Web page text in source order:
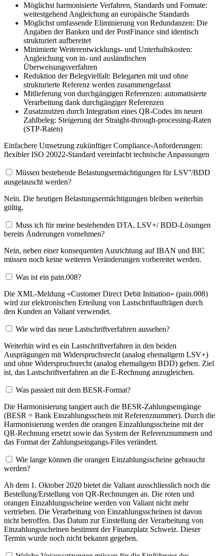
Möglichst harmonisierte Verfahren, Standards und Formate:
weitestgehend Angleichung an europäische Standards
Möglichst umfassende Eliminierung von Redundanzen: Die
Angaben der Banken und der PostFinance sind identisch
strukturiert aufbereitet
Minimierte Weiterentwicklungs- und Unterhaltskosten:
Angleichung von in- und ausländischen
Überweisungsverfahren
Reduktion der Belegvielfalt: Belegarten mit und ohne
strukturierte Referenz werden zusammengefasst
Mitlieferung von durchgängigen Referenzen: automatisierte
Verarbeitung dank durchgängiger Referenzen
Zusatznutzen durch Integration eines QR-Codes im neuen
Zahlbeleg: Steigerung der Straight-through-processing-Raten
(STP-Raten)
Einfachere Umsetzung zukünftiger Compliance-Anforderungen:
flexibler ISO 20022-Standard vereinfacht technische Anpassungen
Müssen bestehende Belastungsermächtigungen für LSV⁺/BDD
ausgetauscht werden?
Nein. Die heutigen Belastungsermächtigungen bleiben weiterhin
gültig.
Muss ich für meine bestehenden DTA, LSV+/ BDD-Lösungen
bereits Änderungen vornehmen?
Nein, neben einer konsequenten Ausrichtung auf IBAN und BIC
müssen noch keine weiteren Veränderungen vorbereitet werden.
Was ist ein pain.008?
Die XML-Meldung «Customer Direct Debit Initiation» (pain.008)
wird zur elektronischen Erteilung von Lastschriftaufträgen durch
den Kunden an Valiant verwendet.
Wie wird das neue Lastschriftverfahren aussehen?
Weiterhin wird es ein Lastschriftverfahren in den beiden
Ausprägungen mit Widerspruchsrecht (analog ehemaligem LSV+)
und ohne Widerspruchsrecht (analog ehemaligem BDD) geben. Ziel
ist, das Lastschriftverfahren an die E-Rechnung anzugleichen.
Was passiert mit dem BESR-Format?
Die Harmonisierung tangiert auch die BESR-Zahlungseingänge
(BESR = Bank Einzahlungsschein mit Referenznummer). Durch die
Harmonisierung werden die orangen Einzahlungsscheine mit der
QR-Rechnung ersetzt sowie das System der Referenznummern und
das Format der Zahlungseingangs-Files verändert.
Wie lange können die orangen Einzahlungsscheine gebraucht
werden?
Ab dem 1. Oktober 2020 bietet die Valiant ausschliesslich noch die
Bestellung/Erstellung von QR-Rechnungen an. Die roten und
orangen Einzahlungsscheine werden von Valiant nicht mehr
vertrieben. Die Verarbeitung von Einzahlungsscheinen ist davon
nicht betroffen. Das Datum zur Einstellung der Verarbeitung von
Einzahlungsscheinen bestimmt der Finanzplatz Schweiz. Dieser
Termin wurde noch nicht bekannt gegeben.